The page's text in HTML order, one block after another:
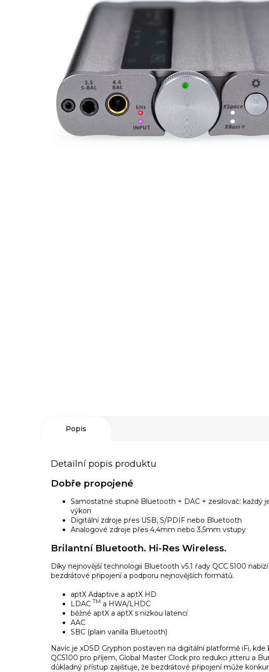
Popis
Detailní popis produktu
Dobře propojené
Samostatné stupně Bluetooth + DAC + zesilovač: každý
výkon
Digitální zdroje přes USB, S/PDIF nebo Bluetooth
Analogové zdroje přes 4,4mm nebo 3,5mm vstupy
Brilantní Bluetooth. Hi-Res Wireless.
Díky nejnovější technologii Bluetooth v5.1 řady QCC 5100
bezdrátové připojení a podporu nejnovějších formátů.
aptX Adaptive a aptX HD
LDAC TM a HWA/LHDC
běžné aptX a aptX s nízkou latencí
AAC
SBC (plain vanilla Bluetooth)
Navíc je xDSD Gryphon postaven na digitální platformě iFi, kde
QC5100 pro příjem, Global Master Clock pro redukci jitteru a
důkladný přístup zajišťuje, že bezdrátové připojení může